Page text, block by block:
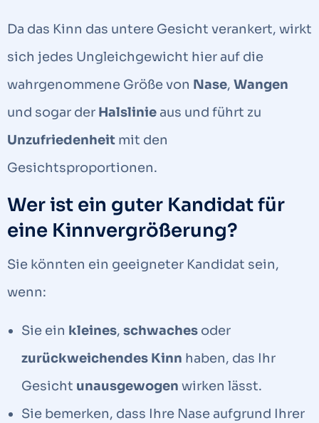
Da das Kinn das untere Gesicht verankert, wirkt
sich jedes Ungleichgewicht hier auf die
wahrgenommene Größe von Nase, Wangen
und sogar der Halslinie aus und führt zu
Unzufriedenheit mit den
Gesichtsproportionen.
Wer ist ein guter Kandidat für
eine Kinnvergrößerung?
Sie könnten ein geeigneter Kandidat sein,
wenn:
Sie ein kleines, schwaches oder
zurückweichendes Kinn haben, das Ihr
Gesicht unausgewogen wirken lässt.
Sie bemerken, dass Ihre Nase aufgrund Ihrer